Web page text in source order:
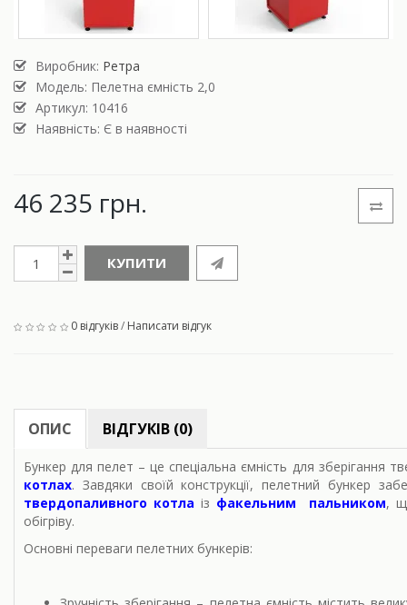
Виробник: Ретра
Модель: Пелетна ємність 2,0
Артикул: 10416
Наявність: Є в наявності
46 235 грн.
КУПИТИ
0 відгуків/ Написати відгук
ОПИС ВІДГУКІВ (0)
Бункер для пелет – це спеціальна ємність для зберігання
котлах. Завдяки своїй конструкції, пелетний бункер
твердопаливного котла із факельним пальником,
обігріву.
Основні переваги пелетних бункерів: